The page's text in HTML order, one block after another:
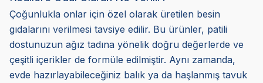
Çoğunlukla onlar için özel olarak üretilen besin
gıdalarını verilmesi tavsiye edilir. Bu ürünler, patili
dostunuzun ağız tadına yönelik doğru değerlerde ve
çeşitli içerikler de formüle edilmiştir. Aynı zamanda,
evde hazırlayabileceğiniz balık ya da haşlanmış tavuk